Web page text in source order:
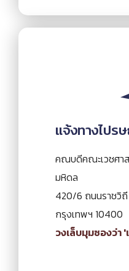
แจ้งทางไปร
คณบดีคณะเวชศา
มหิดล
420/6 ถนนราชวิ
กรุงเทพฯ 10400
วงเล็บมุมซองว่า